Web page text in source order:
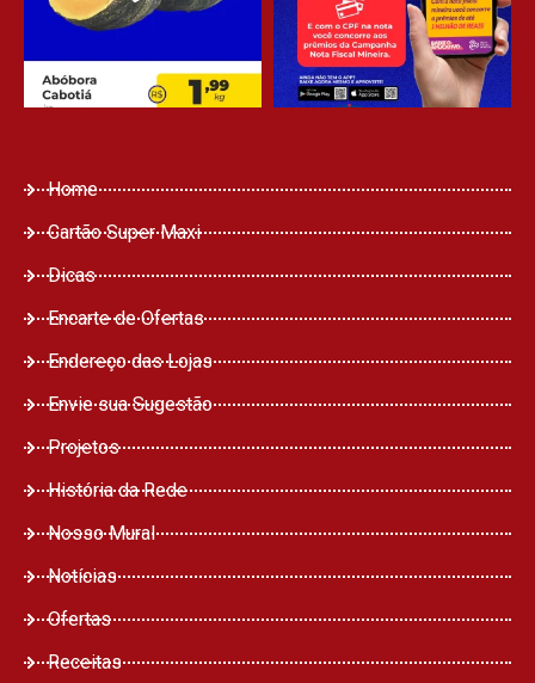
Home
Cartão Super Maxi
Dicas
Encarte de Ofertas
Endereço das Lojas
Envie sua Sugestão
Projetos
História da Rede
Nosso Mural
Notícias
Ofertas
Receitas